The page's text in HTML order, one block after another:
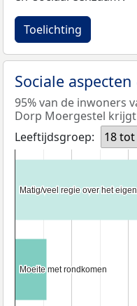
Toelichting
Sociale aspecten
95% van de inwoners
Dorp Moergestel
Leeftijdsgroep:
18
Matig/veel regie over het
Matig/veel regie over het
Moeite met rondkomen
Moeite met rondkomen